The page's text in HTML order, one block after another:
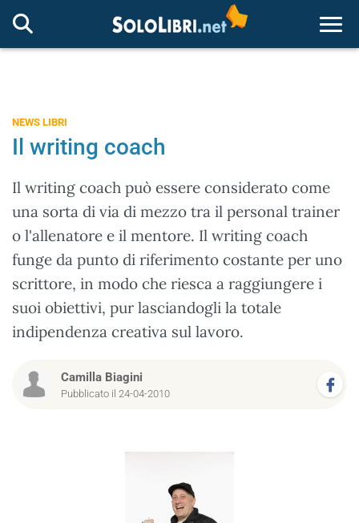
NEWS LIBRI
Il writing coach
Il writing coach può essere considerato come
una sorta di via di mezzo tra il personal trainer
o l'allenatore e il mentore. Il writing coach
funge da punto di riferimento costante per uno
scrittore, in modo che riesca a raggiungere i
suoi obiettivi, pur lasciandogli la totale
indipendenza creativa sul lavoro.
Camilla Biagini
Pubblicato il 24-04-2010